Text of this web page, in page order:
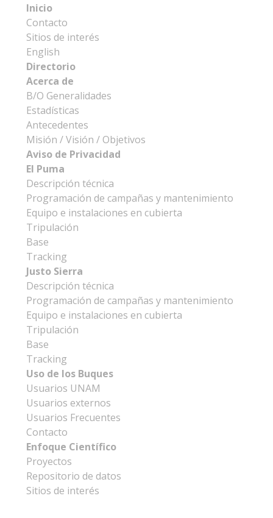
Inicio
Contacto
Sitios de interés
English
Directorio
Acerca de
B/O Generalidades
Estadísticas
Antecedentes
Misión / Visión / Objetivos
Aviso de Privacidad
El Puma
Descripción técnica
Programación de campañas y mantenimiento
Equipo e instalaciones en cubierta
Tripulación
Base
Tracking
Justo Sierra
Descripción técnica
Programación de campañas y mantenimiento
Equipo e instalaciones en cubierta
Tripulación
Base
Tracking
Uso de los Buques
Usuarios UNAM
Usuarios externos
Usuarios Frecuentes
Contacto
Enfoque Científico
Proyectos
Repositorio de datos
Sitios de interés